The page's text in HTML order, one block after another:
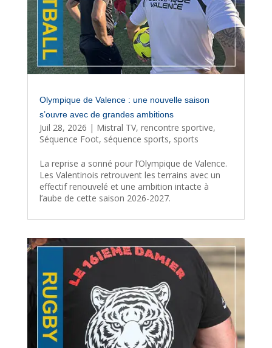
Olympique de Valence : une nouvelle saison
s’ouvre avec de grandes ambitions
Juil 28, 2026 | Mistral TV, rencontre sportive,
Séquence Foot, séquence sports, sports
La reprise a sonné pour l’Olympique de Valence.
Les Valentinois retrouvent les terrains avec un
effectif renouvelé et une ambition intacte à
l’aube de cette saison 2026-2027.